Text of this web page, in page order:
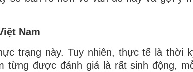
Nam
trạng này. Tuy nhiên, thực tế là thời
từng được đánh giá là rất sinh động,